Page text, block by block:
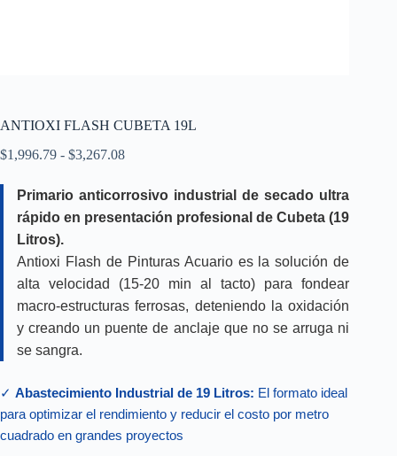
ANTIOXI FLASH CUBETA 19L
$1,996.79 - $3,267.08Rango
desde
$1,996.79
Primario anticorrosivo industrial de secado ultra
rápido en presentación profesional de Cubeta (19
Litros).
Antioxi Flash de Pinturas Acuario es la solución de
alta velocidad (15-20 min al tacto) para fondear
macro-estructuras ferrosas, deteniendo la oxidación
y creando un puente de anclaje que no se arruga ni
se sangra.
✓ Abastecimiento Industrial de 19 Litros: El formato ideal
para optimizar el rendimiento y reducir el costo por metro
cuadrado en grandes proyectos